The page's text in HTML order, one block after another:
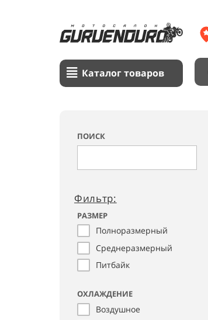
Каталог товаров
ПОИСК
Фильтр:
РАЗМЕР
Полноразмерный
Среднеразмерный
Питбайк
ОХЛАЖДЕНИЕ
Воздушное